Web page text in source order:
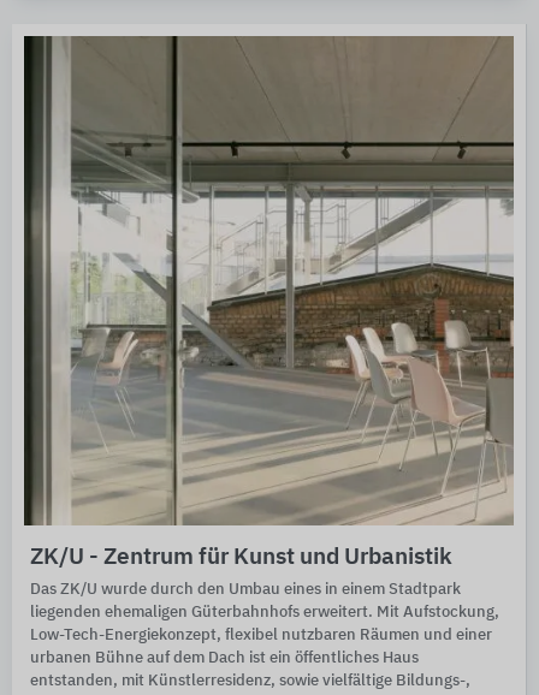
ZK/U - Zentrum für Kunst und Urbanistik
Das ZK/U wurde durch den Umbau eines in einem Stadtpark
liegenden ehemaligen Güterbahnhofs erweitert. Mit Aufstockung,
Low-Tech-Energiekonzept, flexibel nutzbaren Räumen und einer
urbanen Bühne auf dem Dach ist ein öffentliches Haus
entstanden, mit Künstlerresidenz, sowie vielfältige Bildungs-,